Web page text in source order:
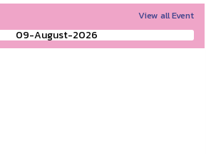
View all Event
09-August-2026